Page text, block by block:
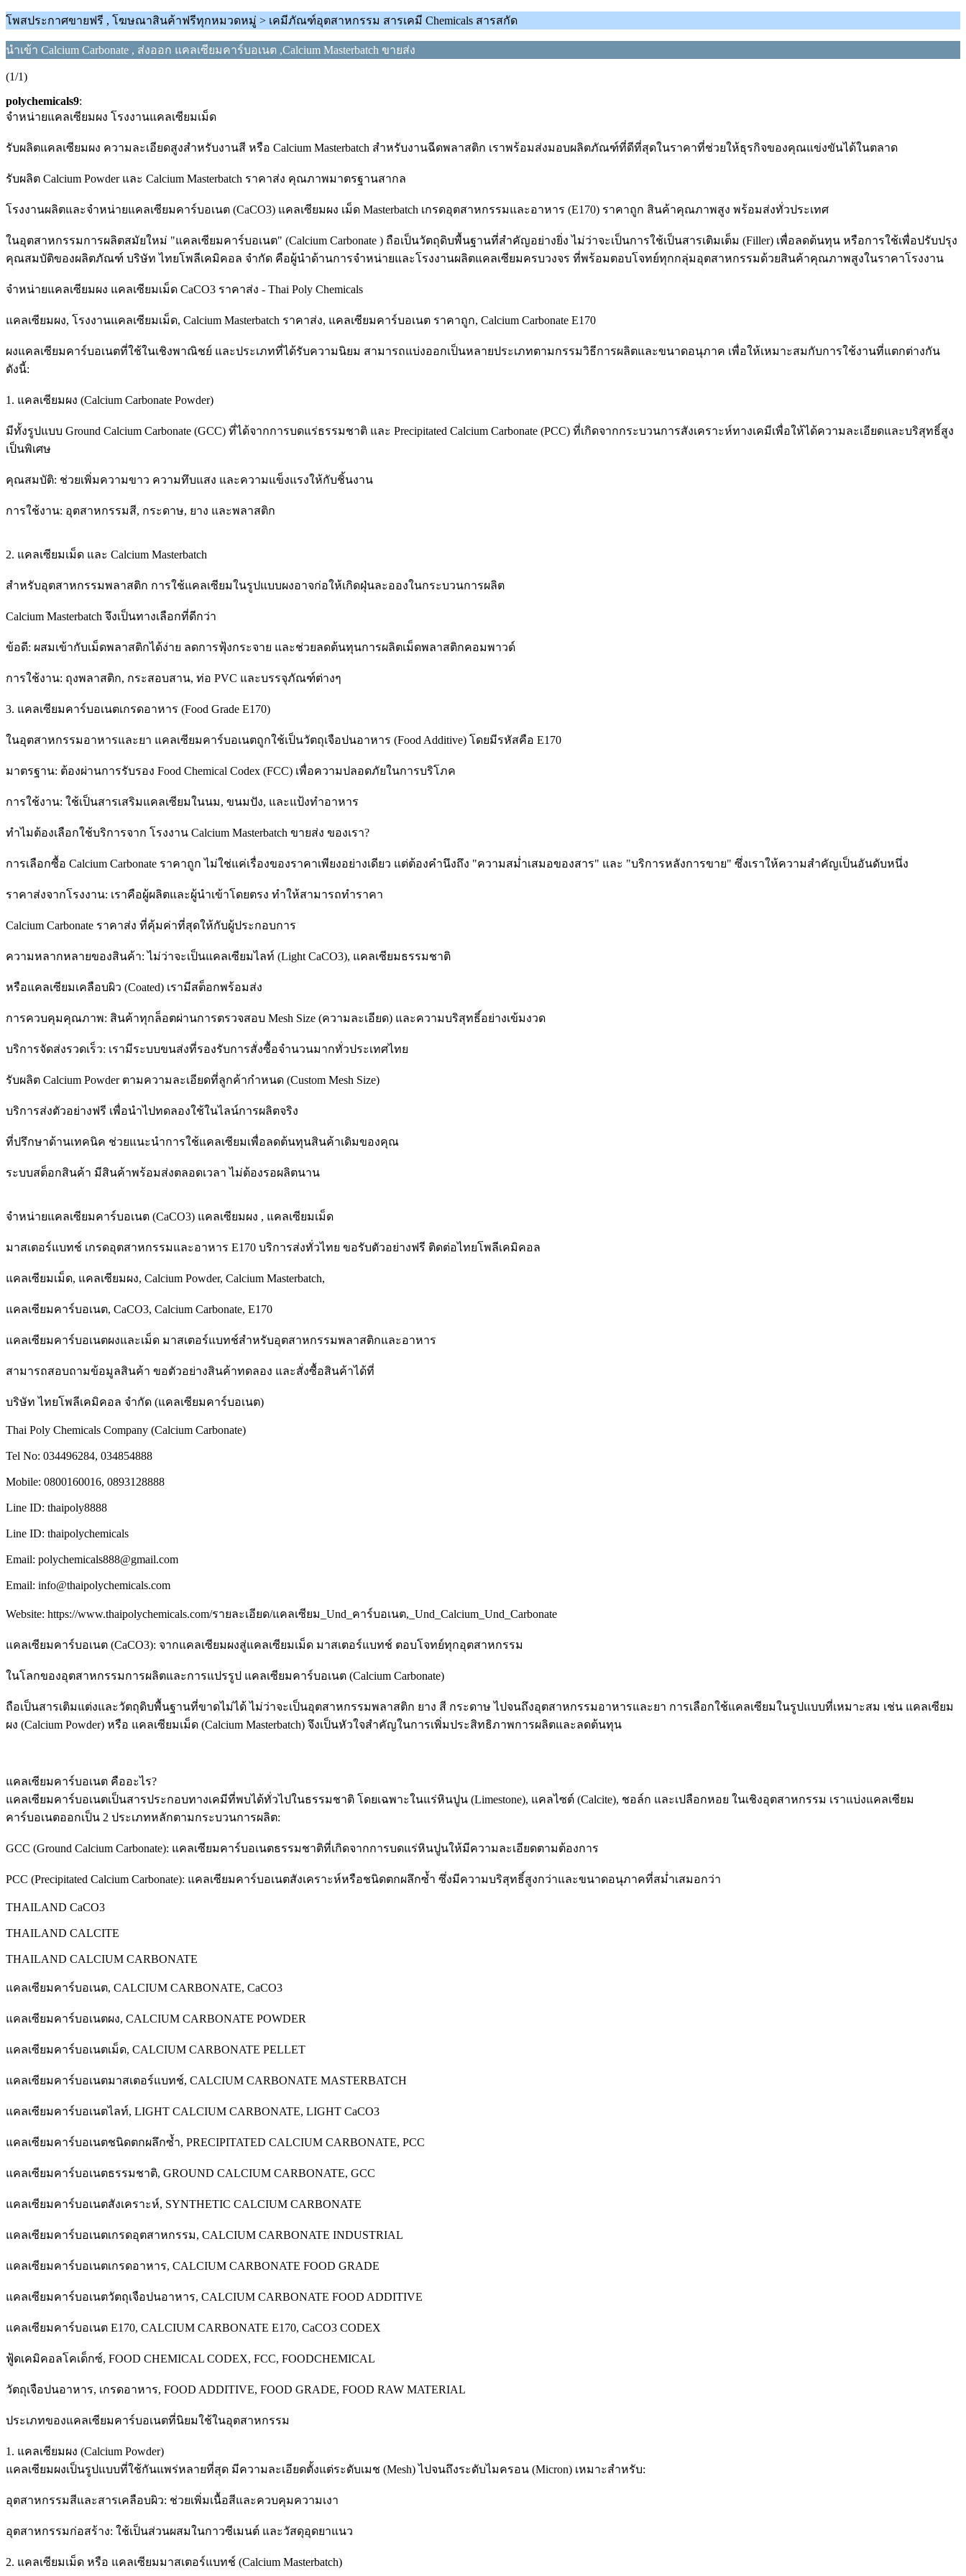
โพสประกาศขายฟรี , โฆษณาสินค้าฟรีทุกหมวดหมู่ > เคมีภัณฑ์อุตสาหกรรม สารเคมี Chemicals สารสกัด
นำเข้า Calcium Carbonate , ส่งออก แคลเซียมคาร์บอเนต ,Calcium Masterbatch ขายส่ง
(1/1)
polychemicals9:
จำหน่ายแคลเซียมผง โรงงานแคลเซียมเม็ด
รับผลิตแคลเซียมผง ความละเอียดสูงสำหรับงานสี หรือ Calcium Masterbatch สำหรับงานฉีดพลาสติก เราพร้อมส่งมอบผลิตภัณฑ์ที่ดีที่สุดในราคาที่ช่วยให้ธุรกิจของคุณแข่งขันได้ในตลาด
รับผลิต Calcium Powder และ Calcium Masterbatch ราคาส่ง คุณภาพมาตรฐานสากล
โรงงานผลิตและจำหน่ายแคลเซียมคาร์บอเนต (CaCO3) แคลเซียมผง เม็ด Masterbatch เกรดอุตสาหกรรมและอาหาร (E170) ราคาถูก สินค้าคุณภาพสูง พร้อมส่งทั่วประเทศ
ในอุตสาหกรรมการผลิตสมัยใหม่ "แคลเซียมคาร์บอเนต" (Calcium Carbonate ) ถือเป็นวัตถุดิบพื้นฐานที่สำคัญอย่างยิ่ง ไม่ว่าจะเป็นการใช้เป็นสารเติมเต็ม (Filler) เพื่อลดต้นทุน หรือการใช้เพื่อปรับปรุง
คุณสมบัติของผลิตภัณฑ์ บริษัท ไทยโพลีเคมิคอล จำกัด คือผู้นำด้านการจำหน่ายและโรงงานผลิตแคลเซียมครบวงจร ที่พร้อมตอบโจทย์ทุกกลุ่มอุตสาหกรรมด้วยสินค้าคุณภาพสูงในราคาโรงงาน
จำหน่ายแคลเซียมผง แคลเซียมเม็ด CaCO3 ราคาส่ง - Thai Poly Chemicals
แคลเซียมผง, โรงงานแคลเซียมเม็ด, Calcium Masterbatch ราคาส่ง, แคลเซียมคาร์บอเนต ราคาถูก, Calcium Carbonate E170
ผงแคลเซียมคาร์บอเนตที่ใช้ในเชิงพาณิชย์ และประเภทที่ได้รับความนิยม สามารถแบ่งออกเป็นหลายประเภทตามกรรมวิธีการผลิตและขนาดอนุภาค เพื่อให้เหมาะสมกับการใช้งานที่แตกต่างกัน
ดังนี้:
1. แคลเซียมผง (Calcium Carbonate Powder)
มีทั้งรูปแบบ Ground Calcium Carbonate (GCC) ที่ได้จากการบดแร่ธรรมชาติ และ Precipitated Calcium Carbonate (PCC) ที่เกิดจากกระบวนการสังเคราะห์ทางเคมีเพื่อให้ได้ความละเอียดและบริสุทธิ์สูง
เป็นพิเศษ
คุณสมบัติ: ช่วยเพิ่มความขาว ความทึบแสง และความแข็งแรงให้กับชิ้นงาน
การใช้งาน: อุตสาหกรรมสี, กระดาษ, ยาง และพลาสติก
2. แคลเซียมเม็ด และ Calcium Masterbatch
สำหรับอุตสาหกรรมพลาสติก การใช้แคลเซียมในรูปแบบผงอาจก่อให้เกิดฝุ่นละอองในกระบวนการผลิต
Calcium Masterbatch จึงเป็นทางเลือกที่ดีกว่า
ข้อดี: ผสมเข้ากับเม็ดพลาสติกได้ง่าย ลดการฟุ้งกระจาย และช่วยลดต้นทุนการผลิตเม็ดพลาสติกคอมพาวด์
การใช้งาน: ถุงพลาสติก, กระสอบสาน, ท่อ PVC และบรรจุภัณฑ์ต่างๆ
3. แคลเซียมคาร์บอเนตเกรดอาหาร (Food Grade E170)
ในอุตสาหกรรมอาหารและยา แคลเซียมคาร์บอเนตถูกใช้เป็นวัตถุเจือปนอาหาร (Food Additive) โดยมีรหัสคือ E170
มาตรฐาน: ต้องผ่านการรับรอง Food Chemical Codex (FCC) เพื่อความปลอดภัยในการบริโภค
การใช้งาน: ใช้เป็นสารเสริมแคลเซียมในนม, ขนมปัง, และแป้งทำอาหาร
ทำไมต้องเลือกใช้บริการจาก โรงงาน Calcium Masterbatch ขายส่ง ของเรา?
การเลือกซื้อ Calcium Carbonate ราคาถูก ไม่ใช่แค่เรื่องของราคาเพียงอย่างเดียว แต่ต้องคำนึงถึง "ความสม่ำเสมอของสาร" และ "บริการหลังการขาย" ซึ่งเราให้ความสำคัญเป็นอันดับหนึ่ง
ราคาส่งจากโรงงาน: เราคือผู้ผลิตและผู้นำเข้าโดยตรง ทำให้สามารถทำราคา
Calcium Carbonate ราคาส่ง ที่คุ้มค่าที่สุดให้กับผู้ประกอบการ
ความหลากหลายของสินค้า: ไม่ว่าจะเป็นแคลเซียมไลท์ (Light CaCO3), แคลเซียมธรรมชาติ
หรือแคลเซียมเคลือบผิว (Coated) เรามีสต็อกพร้อมส่ง
การควบคุมคุณภาพ: สินค้าทุกล็อตผ่านการตรวจสอบ Mesh Size (ความละเอียด) และความบริสุทธิ์อย่างเข้มงวด
บริการจัดส่งรวดเร็ว: เรามีระบบขนส่งที่รองรับการสั่งซื้อจำนวนมากทั่วประเทศไทย
รับผลิต Calcium Powder ตามความละเอียดที่ลูกค้ากำหนด (Custom Mesh Size)
บริการส่งตัวอย่างฟรี เพื่อนำไปทดลองใช้ในไลน์การผลิตจริง
ที่ปรึกษาด้านเทคนิค ช่วยแนะนำการใช้แคลเซียมเพื่อลดต้นทุนสินค้าเดิมของคุณ
ระบบสต็อกสินค้า มีสินค้าพร้อมส่งตลอดเวลา ไม่ต้องรอผลิตนาน
จำหน่ายแคลเซียมคาร์บอเนต (CaCO3) แคลเซียมผง , แคลเซียมเม็ด
มาสเตอร์แบทช์ เกรดอุตสาหกรรมและอาหาร E170 บริการส่งทั่วไทย ขอรับตัวอย่างฟรี ติดต่อไทยโพลีเคมิคอล
แคลเซียมเม็ด, แคลเซียมผง, Calcium Powder, Calcium Masterbatch,
แคลเซียมคาร์บอเนต, CaCO3, Calcium Carbonate, E170
แคลเซียมคาร์บอเนตผงและเม็ด มาสเตอร์แบทช์สำหรับอุตสาหกรรมพลาสติกและอาหาร
สามารถสอบถามข้อมูลสินค้า ขอตัวอย่างสินค้าทดลอง และสั่งซื้อสินค้าได้ที่
บริษัท ไทยโพลีเคมิคอล จำกัด (แคลเซียมคาร์บอเนต)
Thai Poly Chemicals Company (Calcium Carbonate)
Tel No: 034496284, 034854888
Mobile: 0800160016, 0893128888
Line ID: thaipoly8888
Line ID: thaipolychemicals
Email: polychemicals888@gmail.com
Email: info@thaipolychemicals.com
Website: https://www.thaipolychemicals.com/รายละเอียด/แคลเซียม_Und_คาร์บอเนต,_Und_Calcium_Und_Carbonate
แคลเซียมคาร์บอเนต (CaCO3): จากแคลเซียมผงสู่แคลเซียมเม็ด มาสเตอร์แบทช์ ตอบโจทย์ทุกอุตสาหกรรม
ในโลกของอุตสาหกรรมการผลิตและการแปรรูป แคลเซียมคาร์บอเนต (Calcium Carbonate)
ถือเป็นสารเติมแต่งและวัตถุดิบพื้นฐานที่ขาดไม่ได้ ไม่ว่าจะเป็นอุตสาหกรรมพลาสติก ยาง สี กระดาษ ไปจนถึงอุตสาหกรรมอาหารและยา การเลือกใช้แคลเซียมในรูปแบบที่เหมาะสม เช่น แคลเซียม
ผง (Calcium Powder) หรือ แคลเซียมเม็ด (Calcium Masterbatch) จึงเป็นหัวใจสำคัญในการเพิ่มประสิทธิภาพการผลิตและลดต้นทุน
แคลเซียมคาร์บอเนต คืออะไร?
แคลเซียมคาร์บอเนตเป็นสารประกอบทางเคมีที่พบได้ทั่วไปในธรรมชาติ โดยเฉพาะในแร่หินปูน (Limestone), แคลไซต์ (Calcite), ชอล์ก และเปลือกหอย ในเชิงอุตสาหกรรม เราแบ่งแคลเซียม
คาร์บอเนตออกเป็น 2 ประเภทหลักตามกระบวนการผลิต:
GCC (Ground Calcium Carbonate): แคลเซียมคาร์บอเนตธรรมชาติที่เกิดจากการบดแร่หินปูนให้มีความละเอียดตามต้องการ
PCC (Precipitated Calcium Carbonate): แคลเซียมคาร์บอเนตสังเคราะห์หรือชนิดตกผลึกซ้ำ ซึ่งมีความบริสุทธิ์สูงกว่าและขนาดอนุภาคที่สม่ำเสมอกว่า
THAILAND CaCO3
THAILAND CALCITE
THAILAND CALCIUM CARBONATE
แคลเซียมคาร์บอเนต, CALCIUM CARBONATE, CaCO3
แคลเซียมคาร์บอเนตผง, CALCIUM CARBONATE POWDER
แคลเซียมคาร์บอเนตเม็ด, CALCIUM CARBONATE PELLET
แคลเซียมคาร์บอเนตมาสเตอร์แบทช์, CALCIUM CARBONATE MASTERBATCH
แคลเซียมคาร์บอเนตไลท์, LIGHT CALCIUM CARBONATE, LIGHT CaCO3
แคลเซียมคาร์บอเนตชนิดตกผลึกซ้ำ, PRECIPITATED CALCIUM CARBONATE, PCC
แคลเซียมคาร์บอเนตธรรมชาติ, GROUND CALCIUM CARBONATE, GCC
แคลเซียมคาร์บอเนตสังเคราะห์, SYNTHETIC CALCIUM CARBONATE
แคลเซียมคาร์บอเนตเกรดอุตสาหกรรม, CALCIUM CARBONATE INDUSTRIAL
แคลเซียมคาร์บอเนตเกรดอาหาร, CALCIUM CARBONATE FOOD GRADE
แคลเซียมคาร์บอเนตวัตถุเจือปนอาหาร, CALCIUM CARBONATE FOOD ADDITIVE
แคลเซียมคาร์บอเนต E170, CALCIUM CARBONATE E170, CaCO3 CODEX
ฟู้ดเคมิคอลโคเด็กซ์, FOOD CHEMICAL CODEX, FCC, FOODCHEMICAL
วัตถุเจือปนอาหาร, เกรดอาหาร, FOOD ADDITIVE, FOOD GRADE, FOOD RAW MATERIAL
ประเภทของแคลเซียมคาร์บอเนตที่นิยมใช้ในอุตสาหกรรม
1. แคลเซียมผง (Calcium Powder)
แคลเซียมผงเป็นรูปแบบที่ใช้กันแพร่หลายที่สุด มีความละเอียดตั้งแต่ระดับเมช (Mesh) ไปจนถึงระดับไมครอน (Micron) เหมาะสำหรับ:
อุตสาหกรรมสีและสารเคลือบผิว: ช่วยเพิ่มเนื้อสีและควบคุมความเงา
อุตสาหกรรมก่อสร้าง: ใช้เป็นส่วนผสมในกาวซีเมนต์ และวัสดุอุดยาแนว
2. แคลเซียมเม็ด หรือ แคลเซียมมาสเตอร์แบทช์ (Calcium Masterbatch)